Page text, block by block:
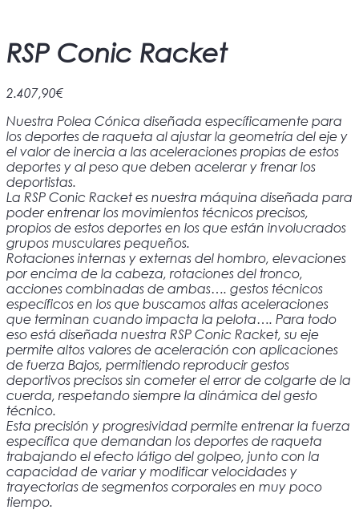
RSP Conic Racket
2.407,90€
Nuestra Polea Cónica diseñada específicamente para
los deportes de raqueta al ajustar la geometría del eje y
el valor de inercia a las aceleraciones propias de estos
deportes y al peso que deben acelerar y frenar los
deportistas.
La RSP Conic Racket es nuestra máquina diseñada para
poder entrenar los movimientos técnicos precisos,
propios de estos deportes en los que están involucrados
grupos musculares pequeños.
Rotaciones internas y externas del hombro, elevaciones
por encima de la cabeza, rotaciones del tronco,
acciones combinadas de ambas…. gestos técnicos
específicos en los que buscamos altas aceleraciones
que terminan cuando impacta la pelota…. Para todo
eso está diseñada nuestra RSP Conic Racket, su eje
permite altos valores de aceleración con aplicaciones
de fuerza Bajos, permitiendo reproducir gestos
deportivos precisos sin cometer el error de colgarte de la
cuerda, respetando siempre la dinámica del gesto
técnico.
Esta precisión y progresividad permite entrenar la fuerza
específica que demandan los deportes de raqueta
trabajando el efecto látigo del golpeo, junto con la
capacidad de variar y modificar velocidades y
trayectorias de segmentos corporales en muy poco
tiempo.